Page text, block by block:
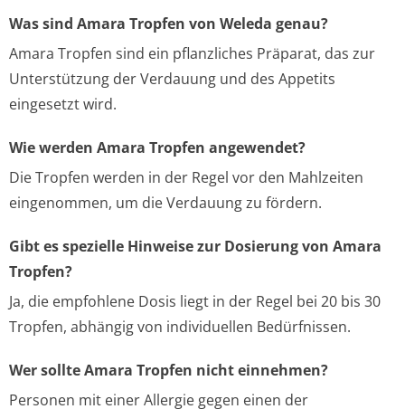
Was sind Amara Tropfen von Weleda genau?
Amara Tropfen sind ein pflanzliches Präparat, das zur
Unterstützung der Verdauung und des Appetits
eingesetzt wird.
Wie werden Amara Tropfen angewendet?
Die Tropfen werden in der Regel vor den Mahlzeiten
eingenommen, um die Verdauung zu fördern.
Gibt es spezielle Hinweise zur Dosierung von Amara
Tropfen?
Ja, die empfohlene Dosis liegt in der Regel bei 20 bis 30
Tropfen, abhängig von individuellen Bedürfnissen.
Wer sollte Amara Tropfen nicht einnehmen?
Personen mit einer Allergie gegen einen der